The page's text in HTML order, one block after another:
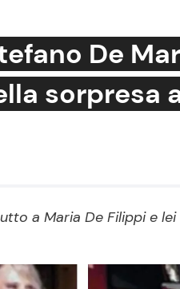
Benessere
Mondo Mamma
Salute
De
sorpresa
a Maria De Filippi e